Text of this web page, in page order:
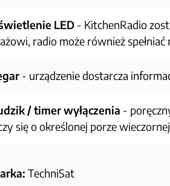
LED - KitchenRadio
radio może również
- urządzenie dostarcza
/ timer wyłączenia -
się o określonej porze
TechniSat